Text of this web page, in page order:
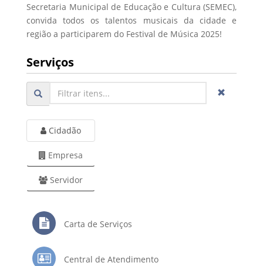
Secretaria Municipal de Educação e Cultura (SEMEC),
convida todos os talentos musicais da cidade e
região a participarem do Festival de Música 2025!
Serviços
Cidadão
Empresa
Servidor
Carta de Serviços
Central de Atendimento